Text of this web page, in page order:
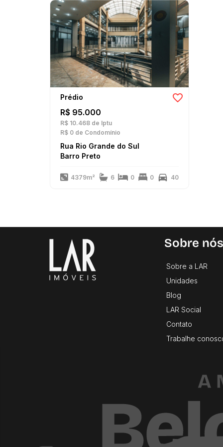
Ampla área comercial;
15 salas comerciais;
6 banheiros.
Agende uma visita e conheça este espaço que pode ser a
Os preços e informações poderão sofrer alterações.
Prédio
R$ 95.000
R$ 10.468 de Iptu
R$ 0 de Condomínio
Rua Rio Grande do Sul
Barro Preto
4379m² 6 0 0 40
Sobre nós
Sobre a LAR
Unidades
Blog
LAR Social
Contato
Trabalhe